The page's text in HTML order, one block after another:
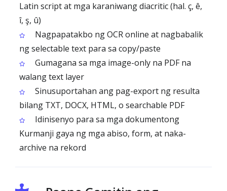
Latin script at mga karaniwang diacritic (hal. ç, ê,
î, ş, û)
Nagpapatakbo ng OCR online at nagbabalik
ng selectable text para sa copy/paste
Gumagana sa mga image-only na PDF na
walang text layer
Sinusuportahan ang pag-export ng resulta
bilang TXT, DOCX, HTML, o searchable PDF
Idinisenyo para sa mga dokumentong
Kurmanji gaya ng mga abiso, form, at naka-
archive na rekord